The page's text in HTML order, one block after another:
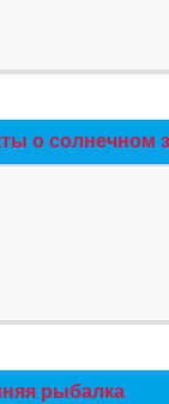
о солнечном
рыбалка